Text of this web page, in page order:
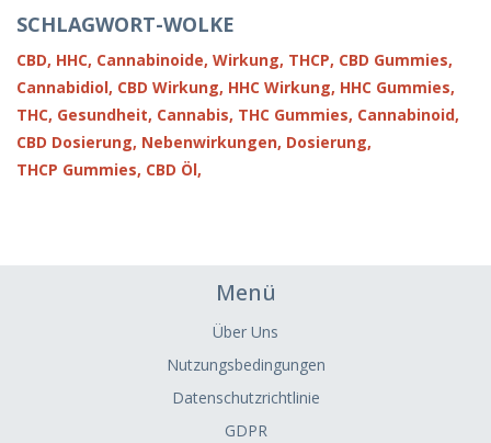
SCHLAGWORT-WOLKE
CBD, HHC, Cannabinoide, Wirkung, THCP, CBD Gummies,
Cannabidiol, CBD Wirkung, HHC Wirkung, HHC Gummies,
THC, Gesundheit, Cannabis, THC Gummies, Cannabinoid,
CBD Dosierung, Nebenwirkungen, Dosierung,
THCP Gummies, CBD Öl,
Menü
Über Uns
Nutzungsbedingungen
Datenschutzrichtlinie
GDPR